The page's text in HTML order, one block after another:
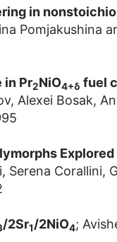
in
Pomjakushina
in Pr2NiO4+δ fuel
Alexei Bosak,
Corallini,
/2Sr1/2NiO4;